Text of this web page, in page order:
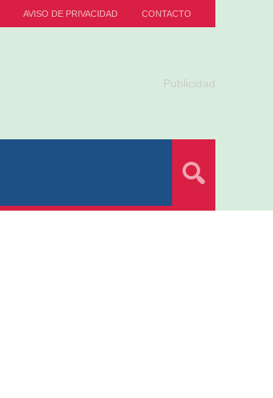
AVISO DE PRIVACIDAD CONTACTO
Publicidad